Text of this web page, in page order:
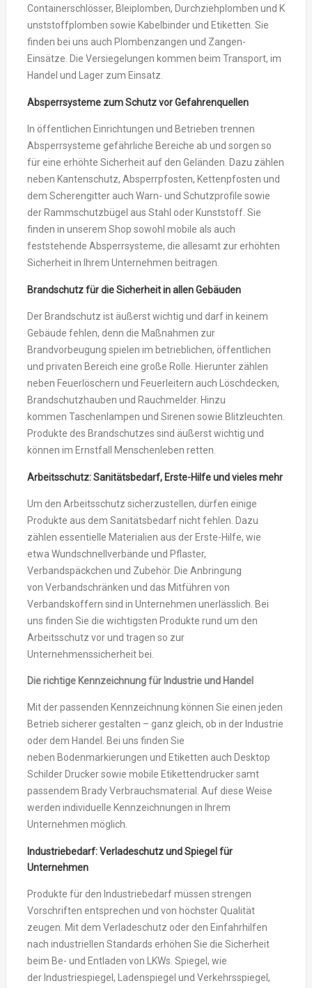
Containerschlösser, Bleiplomben, Durchziehplomben und K
unststoffplomben sowie Kabelbinder und Etiketten. Sie
finden bei uns auch Plombenzangen und Zangen-
Einsätze. Die Versiegelungen kommen beim Transport, im
Handel und Lager zum Einsatz.
Absperrsysteme zum Schutz vor Gefahrenquellen
In öffentlichen Einrichtungen und Betrieben trennen
Absperrsysteme gefährliche Bereiche ab und sorgen so
für eine erhöhte Sicherheit auf den Geländen. Dazu zählen
neben Kantenschutz, Absperrpfosten, Kettenpfosten und
dem Scherengitter auch Warn- und Schutzprofile sowie
der Rammschutzbügel aus Stahl oder Kunststoff. Sie
finden in unserem Shop sowohl mobile als auch
feststehende Absperrsysteme, die allesamt zur erhöhten
Sicherheit in Ihrem Unternehmen beitragen.
Brandschutz für die Sicherheit in allen Gebäuden
Der Brandschutz ist äußerst wichtig und darf in keinem
Gebäude fehlen, denn die Maßnahmen zur
Brandvorbeugung spielen im betrieblichen, öffentlichen
und privaten Bereich eine große Rolle. Hierunter zählen
neben Feuerlöschern und Feuerleitern auch Löschdecken,
Brandschutzhauben und Rauchmelder. Hinzu
kommen Taschenlampen und Sirenen sowie Blitzleuchten.
Produkte des Brandschutzes sind äußerst wichtig und
können im Ernstfall Menschenleben retten.
Arbeitsschutz: Sanitätsbedarf, Erste-Hilfe und vieles mehr
Um den Arbeitsschutz sicherzustellen, dürfen einige
Produkte aus dem Sanitätsbedarf nicht fehlen. Dazu
zählen essentielle Materialien aus der Erste-Hilfe, wie
etwa Wundschnellverbände und Pflaster,
Verbandspäckchen und Zubehör. Die Anbringung
von Verbandschränken und das Mitführen von
Verbandskoffern sind in Unternehmen unerlässlich. Bei
uns finden Sie die wichtigsten Produkte rund um den
Arbeitsschutz vor und tragen so zur
Unternehmenssicherheit bei.
Die richtige Kennzeichnung für Industrie und Handel
Mit der passenden Kennzeichnung können Sie einen jeden
Betrieb sicherer gestalten – ganz gleich, ob in der Industrie
oder dem Handel. Bei uns finden Sie
neben Bodenmarkierungen und Etiketten auch Desktop
Schilder Drucker sowie mobile Etikettendrucker samt
passendem Brady Verbrauchsmaterial. Auf diese Weise
werden individuelle Kennzeichnungen in Ihrem
Unternehmen möglich.
Industriebedarf: Verladeschutz und Spiegel für
Unternehmen
Produkte für den Industriebedarf müssen strengen
Vorschriften entsprechen und von höchster Qualität
zeugen. Mit dem Verladeschutz oder den Einfahrhilfen
nach industriellen Standards erhöhen Sie die Sicherheit
beim Be- und Entladen von LKWs. Spiegel, wie
der Industriespiegel, Ladenspiegel und Verkehrsspiegel,